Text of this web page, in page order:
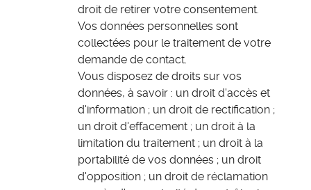
droit de retirer votre consentement.
Vos données personnelles sont
collectées pour le traitement de votre
demande de contact.
Vous disposez de droits sur vos
données, à savoir : un droit d'accès et
d'information ; un droit de rectification ;
un droit d'effacement ; un droit à la
limitation du traitement ; un droit à la
portabilité de vos données ; un droit
d'opposition ; un droit de réclamation